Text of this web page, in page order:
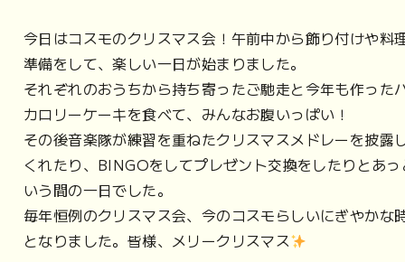
今日はコスモのクリスマス会！午前中から飾り付けや料
準備をして、楽しい一日が始まりました。
それぞれのおうちから持ち寄ったご馳走と今年も作った
カロリーケーキを食べて、みんなお腹いっぱい！
その後音楽隊が練習を重ねたクリスマスメドレーを披露
くれたり、BINGOをしてプレゼント交換をしたりとあっ
いう間の一日でした。
毎年恒例のクリスマス会、今のコスモらしいにぎやかな
となりました。皆様、メリークリスマス